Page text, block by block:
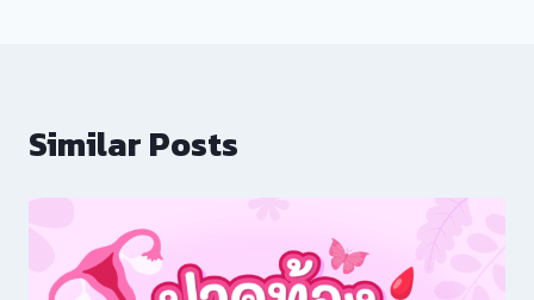
Similar Posts